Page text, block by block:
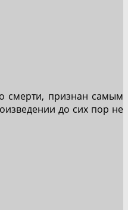
смерти, признан самым
до сих пор не